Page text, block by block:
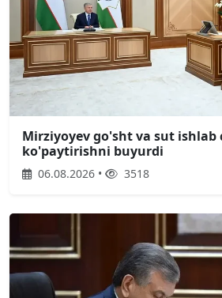
Mirziyoyev go'sht va sut
ko'paytirishni buyurdi
06.08.2026 • 3518